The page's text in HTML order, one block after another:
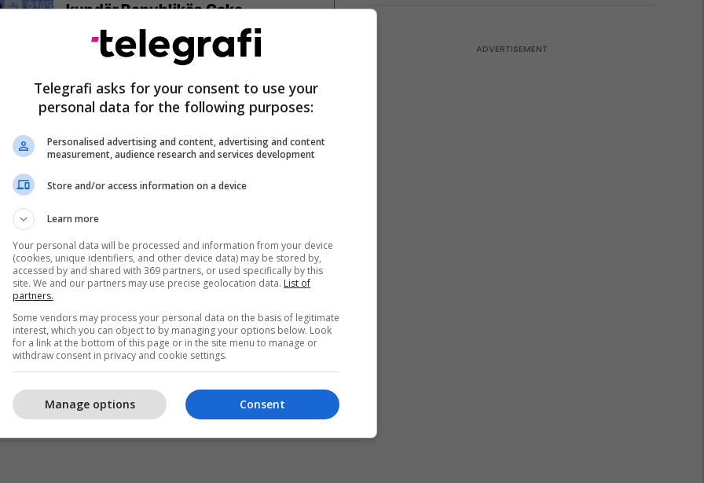
kundër Republikës Çeke
bujë të madhe në mediat vendore dhe
reagim ka dhënë edhe faqja zyrtare e UEFA-
s ka shkruan për formën e mirë që po kalon
e pamposhtur në 15 ndeshje.
Republika e Çekisë: Shkëlqim nga
mbrojtja në sulm
në formë. FFFFBFFBFFBBBFF”, shkruan në
UEFA EURO 2020
radhës e Kosovës është në udhëtim te Anglia me
St Marys të Southamptonit./Telegrafi/
Telegrafi asks for your consent to use your
personal data for the following purposes:
Personalised advertising and content, advertising and content
measurement, audience research and services development
Store and/or access information on a device
Learn more
Your personal data will be processed and information from your device
(cookies, unique identifiers, and other device data) may be stored by,
accessed by and shared with 369 partners, or used specifically by this
site. We and our partners may use precise geolocation data. List of
partners.
Some vendors may process your personal data on the basis of legitimate
interest, which you can object to by managing your options below. Look
for a link at the bottom of this page or in the site menu to manage or
withdraw consent in privacy and cookie settings.
Consent
Manage options